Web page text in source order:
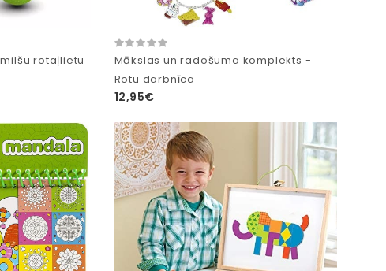
rotaļlietu
Mākslas un radošuma komplekts -
Rotu darbnīca
12,95€